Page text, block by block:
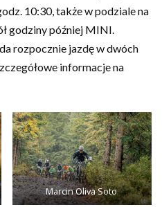
10:30, także w podziale na
godziny później MINI.
rozpocznie jazdę w dwóch
informacje na
Marcin Oliva Soto